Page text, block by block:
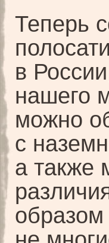
Теперь
в
нашего
можно
с
а также